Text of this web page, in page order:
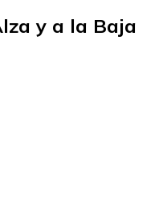
y a la Baja